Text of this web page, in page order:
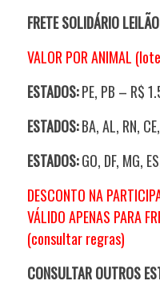
FRETE SOLIDÁRIO
VALOR POR ANIMAL
ESTADOS:PE, PB – R$
ESTADOS:BA, AL, RN,
ESTADOS:GO, DF, MG,
DESCONTO NA
VÁLIDO APENAS PARA
(consultar regras)
CONSULTAR OUTROS